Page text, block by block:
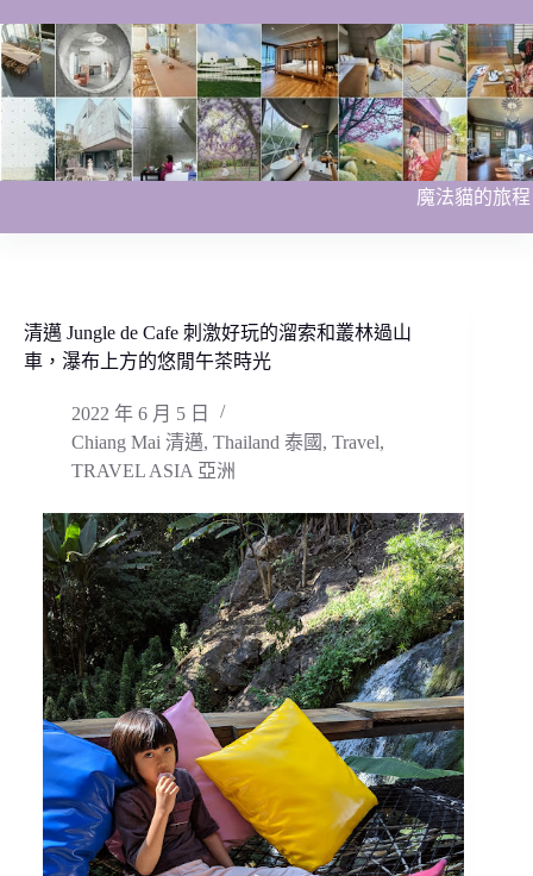
至
主
要
內
容
魔法貓的旅程
清邁 Jungle de Cafe 刺激好玩的溜索和叢林過山
車，瀑布上方的悠閒午茶時光
2022 年 6 月 5 日
Chiang Mai 清邁, Thailand 泰國 , Travel,
TRAVEL ASIA 亞洲